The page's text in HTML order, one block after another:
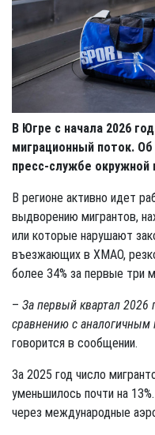
В Югре с начала 2026
миграционный поток.
пресс-службе окружной
В регионе активно идет
выдворению мигрантов,
или которые нарушают
въезжающих в ХМАО,
более 34% за первые три
– За первый квартал 2026
сравнению с
говорится в сообщении.
За 2025 год число
уменьшилось почти на
через международные